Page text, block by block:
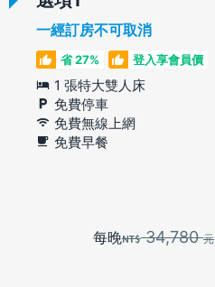
一經訂房不可取消
省 27% 登入享會員價
1 張特大雙人床
免費停車
免費無線上網
免費早餐
每晚 34,780元